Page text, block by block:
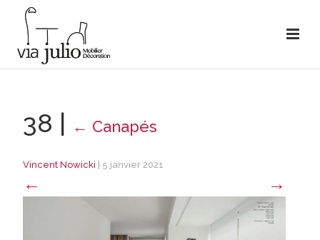
38 | ← Canapés
Vincent Nowicki 5 janvier 2021
← →